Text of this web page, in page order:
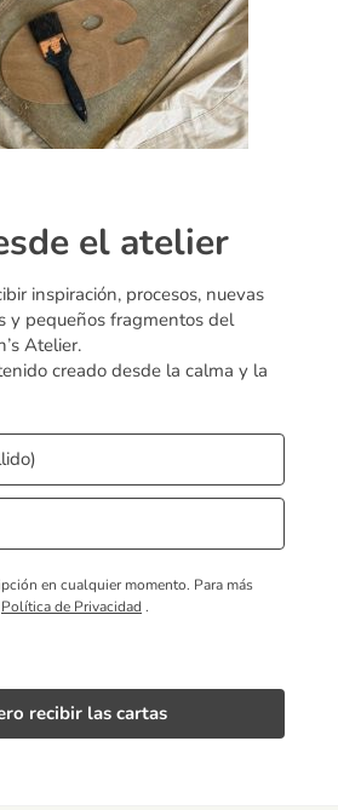
el atelier
inspiración, procesos, nuevas
y pequeños fragmentos del
Atelier.
creado desde la calma y la
en cualquier momento. Para más
Política de Privacidad .
recibir las cartas